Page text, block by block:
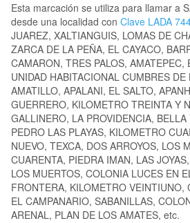
Esta marcación se utiliza para llamar a
desde una localidad con Clave LADA
JUAREZ, XALTIANGUIS, LOMAS DE
ZARCA DE LA PEÑA, EL CAYACO,
CAMARON, TRES PALOS, AMATEPEC,
UNIDAD HABITACIONAL CUMBRES
AMATILLO, APALANI, EL SALTO,
GUERRERO, KILOMETRO TREINTA Y
GALLINERO, LA PROVIDENCIA, BELLA
PEDRO LAS PLAYAS, KILOMETRO
NUEVO, TEXCA, DOS ARROYOS, LOS
CUARENTA, PIEDRA IMAN, LAS
LOS MUERTOS, COLONIA LUCES EN
FRONTERA, KILOMETRO VEINTIUNO,
EL CAMPANARIO, SABANILLAS,
ARENAL, PLAN DE LOS AMATES, etc.